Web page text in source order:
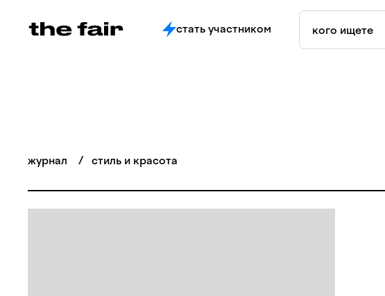
стать участником
журнал / стиль и красота